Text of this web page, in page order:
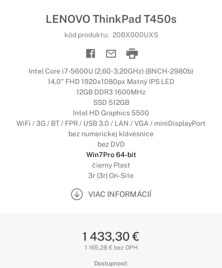
LENOVO ThinkPad T450s
kód produktu: 20BX000UXS
Intel Core i7-5600U (2,60-3,20GHz) (BNCH-2980b)
14,0" FHD 1920x1080px Matný IPS LED
12GB DDR3 1600MHz
SSD 512GB
Intel HD Graphics 5500
WiFi / 3G / BT / FPR / USB 3.0 / LAN / VGA / miniDisplayPort
bez numerickej klávesnice
bez DVD
Win7Pro 64-bit
čierny Plast
3r (3r) On-Site
VIAC INFORMÁCIÍ
1 433,30 €
1 165,28 € bez DPH
Dostupnosť: